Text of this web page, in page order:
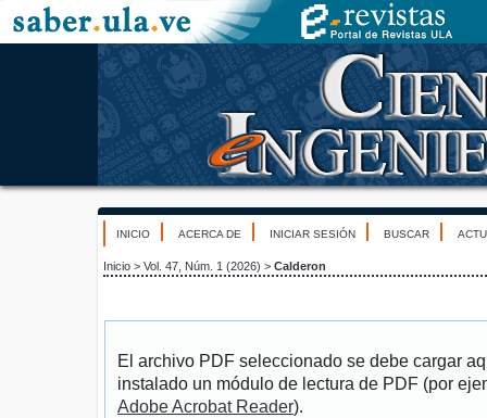
INICIO ACERCA DE INICIAR SESIÓN BUSCAR
Inicio > Vol. 47, Núm. 1 (2026) > Calderon
El archivo PDF seleccionado se debe cargar
instalado un módulo de lectura de PDF (por
Adobe Acrobat Reader).